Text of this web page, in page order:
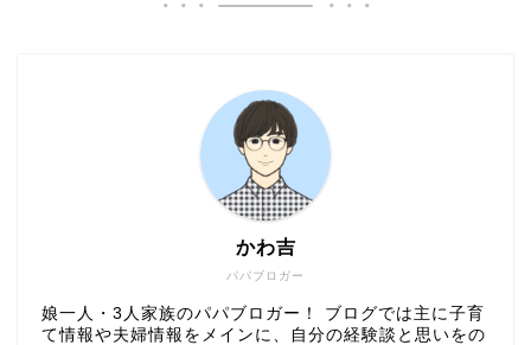
パパブロガー
かわ吉
娘一人・3人家族のパパブロガー！ ブログでは主に子育
て情報や夫婦情報をメインに、自分の経験談と思いをの